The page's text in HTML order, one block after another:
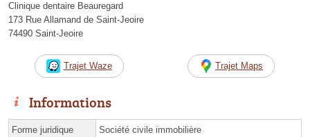
Clinique dentaire Beauregard
173 Rue Allamand de Saint-Jeoire
74490 Saint-Jeoire
Trajet Waze Trajet Maps
Informations
Forme juridique Société civile immobilière